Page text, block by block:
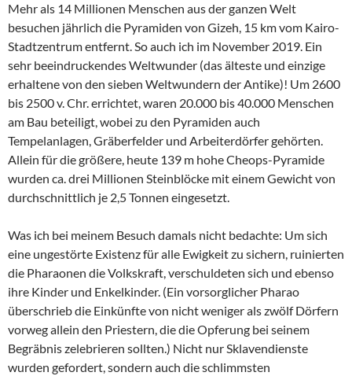
Mehr als 14 Millionen Menschen aus der ganzen Welt
besuchen jährlich die Pyramiden von Gizeh, 15 km vom Kairo-
Stadtzentrum entfernt. So auch ich im November 2019. Ein
sehr beeindruckendes Weltwunder (das älteste und einzige
erhaltene von den sieben Weltwundern der Antike)! Um 2600
bis 2500 v. Chr. errichtet, waren 20.000 bis 40.000 Menschen
am Bau beteiligt, wobei zu den Pyramiden auch
Tempelanlagen, Gräberfelder und Arbeiterdörfer gehörten.
Allein für die größere, heute 139 m hohe Cheops-Pyramide
wurden ca. drei Millionen Steinblöcke mit einem Gewicht von
durchschnittlich je 2,5 Tonnen eingesetzt.
Was ich bei meinem Besuch damals nicht bedachte: Um sich
eine ungestörte Existenz für alle Ewigkeit zu sichern, ruinierten
die Pharaonen die Volkskraft, verschuldeten sich und ebenso
ihre Kinder und Enkelkinder. (Ein vorsorglicher Pharao
überschrieb die Einkünfte von nicht weniger als zwölf Dörfern
vorweg allein den Priestern, die die Opferung bei seinem
Begräbnis zelebrieren sollten.) Nicht nur Sklavendienste
wurden gefordert, sondern auch die schlimmsten